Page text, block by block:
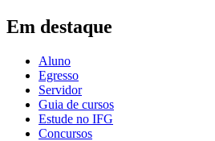
Em destaque
Aluno
Egresso
Servidor
Guia de cursos
Estude no IFG
Concursos